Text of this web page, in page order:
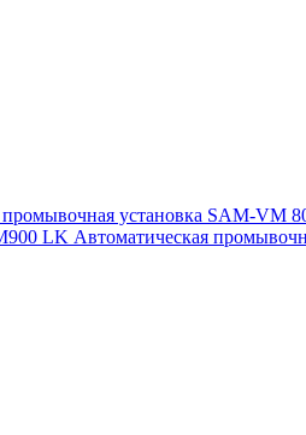
промывочная установка SAM-VM
LK Автоматическая